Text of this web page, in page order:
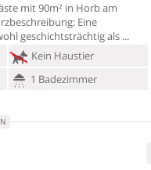
mit 90m² in Horb am
Eine
geschichtsträchtig als
Kein Haustier
1 Badezimmer